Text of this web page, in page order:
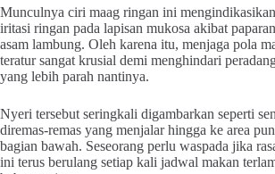
Munculnya ciri maag ringan ini
iritasi ringan pada lapisan mukosa akibat
asam lambung. Oleh karena itu, menjaga pola
teratur sangat krusial demi menghindari
yang lebih parah nantinya.
Nyeri tersebut seringkali digambarkan seperti
diremas-remas yang menjalar hingga ke area
bagian bawah. Seseorang perlu waspada jika
ini terus berulang setiap kali jadwal makan